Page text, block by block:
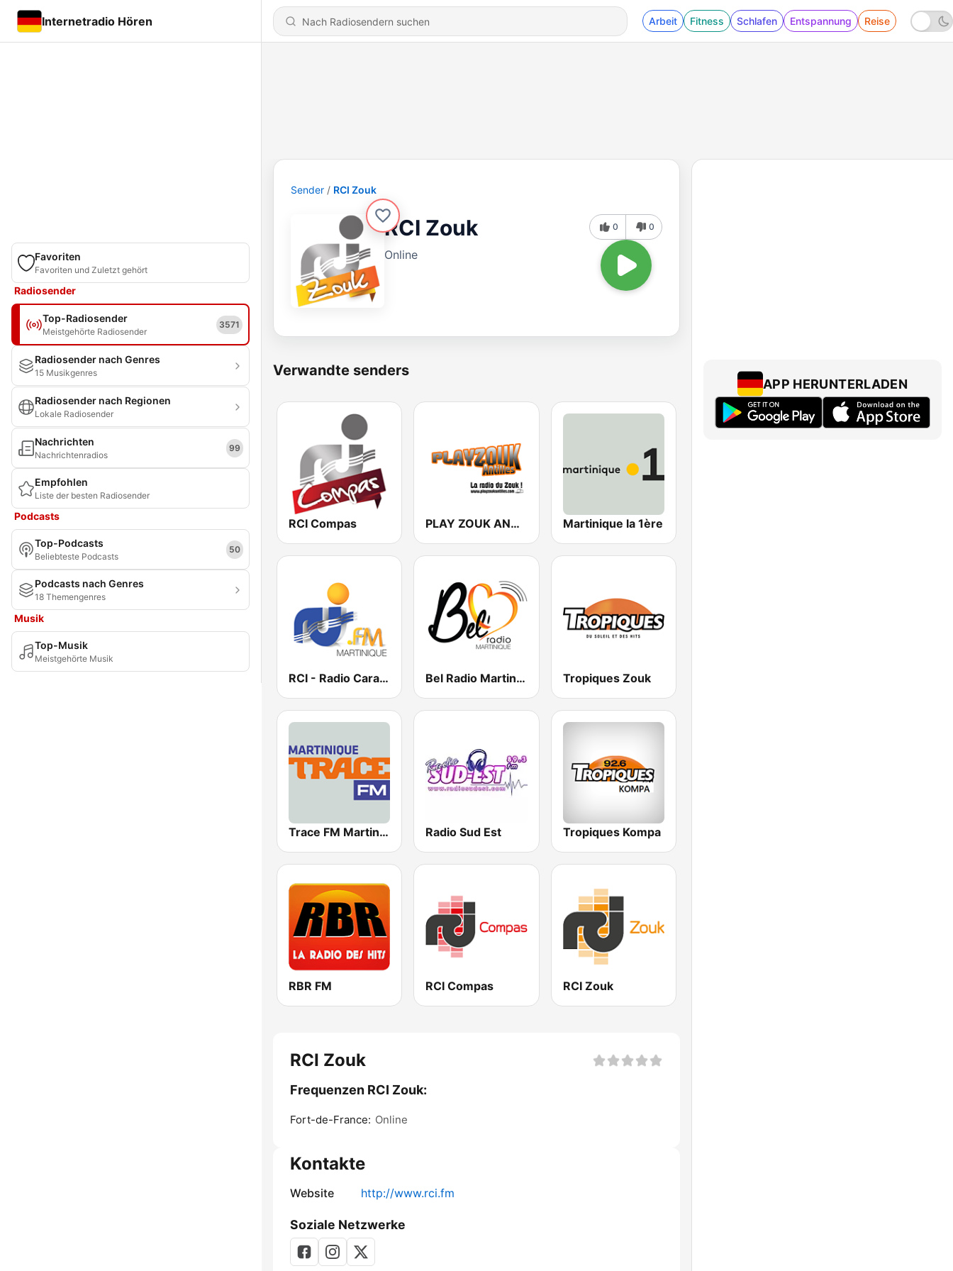
Internetradio Hören Arbeit Fitness Schlafen Entspannung Reise
Favoriten
Favoriten und Zuletzt gehört
Radiosender
Top-Radiosender
Meistgehörte Radiosender
3571
Radiosender nach Genres
15 Musikgenres
Radiosender nach Regionen
Lokale Radiosender
Nachrichten
Nachrichtenradios
99
Empfohlen
Liste der besten Radiosender
Podcasts
Top-Podcasts
Beliebteste Podcasts
50
Podcasts nach Genres
18 Themengenres
Musik
Top-Musik
Meistgehörte Musik
Sender RCI Zouk
RCI Zouk
Online
0 0
Verwandte senders
RCI Compas PLAY ZOUK ANTILLES Martinique la 1ère
RCI - Radio Caraïbes International Martinique Bel Radio Martinique Tropiques Zouk
Trace FM Martinique Radio Sud Est Tropiques Kompa
RBR FM RCI Compas RCI Zouk
RCI Zouk
Frequenzen RCI Zouk:
Fort-de-France: Online
Kontakte
Website http://www.rci.fm
Soziale Netzwerke
APP HERUNTERLADEN